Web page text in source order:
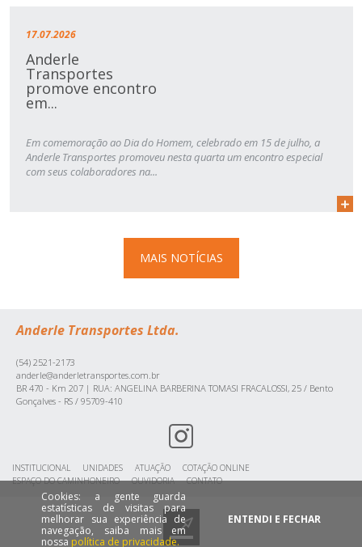
17.07.2026
Anderle
Transportes
promove encontro
em...
Em comemoração ao Dia do Homem, celebrado em 15 de julho, a
Anderle Transportes promoveu nesta quarta um encontro especial
com seus colaboradores na...
MAIS NOTÍCIAS
INSTITUCIONAL UNIDADES ATUAÇÃO
COTAÇÃO ONLINE
ESPAÇO DO CAMINHONEIRO
OUVIDORIA CONTATO
Anderle Transportes Ltda.
(54) 2521-2173
anderle@anderletransportes.com.br
BR 470 - Km 207 | RUA: ANGELINA BARBERINA TOMASI FRACALOSSI, 25 / Bento
Gonçalves - RS / 95709-410
Cookies: a gente guarda
estatísticas de visitas para
melhorar sua experiência de
navegação, saiba mais em
nossa política de privacidade.
ENTENDI E FECHAR